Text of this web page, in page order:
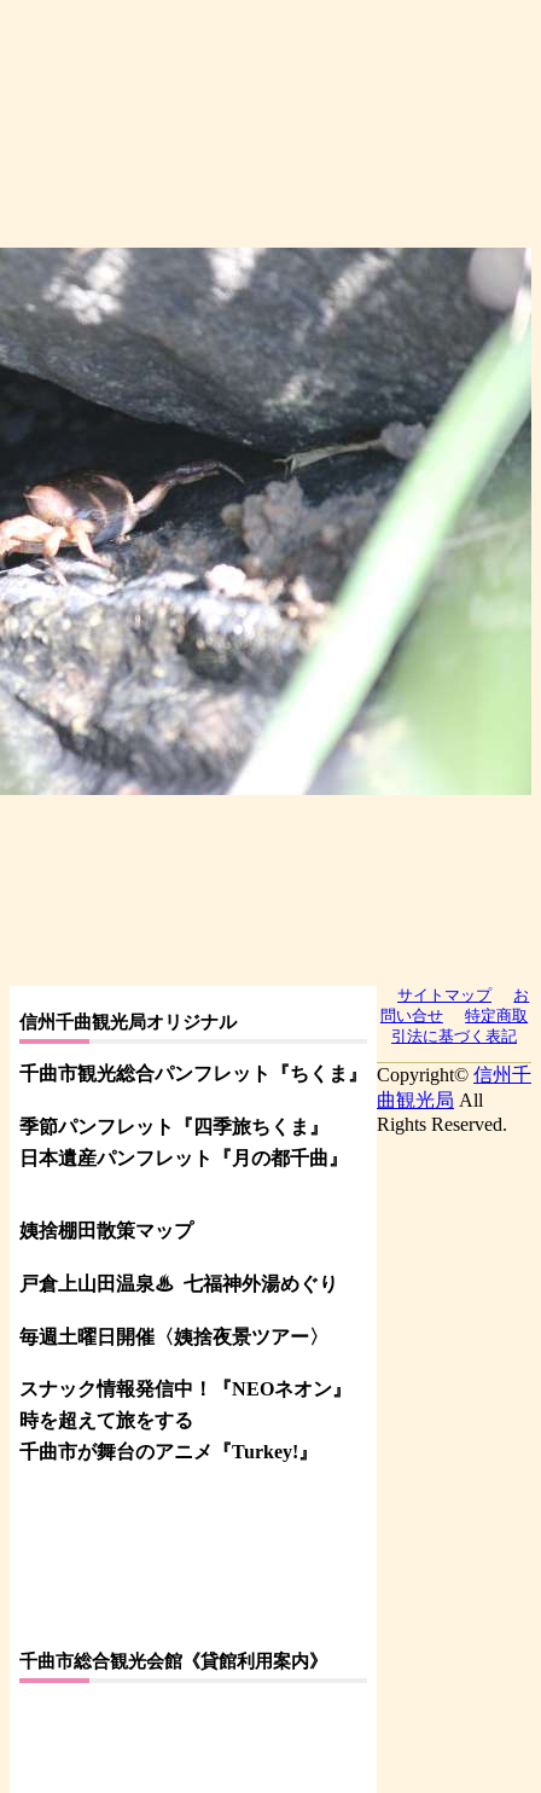
信州千曲観光局オリジナル
千曲市観光総合パンフレット 『ちくま 』
季節パンフレット『四季旅ちくま』
日本遺産パンフレット
『月の都千曲 』
姨捨棚田散策マップ
戸倉上山田温泉♨ 七福神外湯めぐり
毎週土曜日開催〈姨捨夜景ツアー〉
スナック情報発信中！『NEOネオン』
時を超えて旅をする
千曲市が舞台のアニメ『Turkey!』
千曲市総合観光会館《貸館利用案内》
サイトマップ
お
問い合せ
特定商取
引法に基づく表記
Copyright© 信州千
曲観光局 All
Rights Reserved.